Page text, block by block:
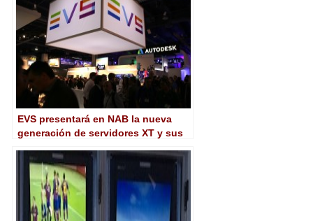
EVS presentará en NAB la nueva
generación de servidores XT y sus
artificial